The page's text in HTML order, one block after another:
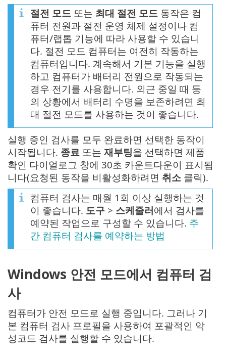
절전 모드 또는 최대 절전 모드 동작은 컴
퓨터 전원과 절전 운영 체제 설정이나 컴
퓨터/랩톱 기능에 따라 사용할 수 있습니
다. 절전 모드 컴퓨터는 여전히 작동하는
컴퓨터입니다. 계속해서 기본 기능을 실행
하고 컴퓨터가 배터리 전원으로 작동되는
경우 전기를 사용합니다. 외근 중일 때 등
의 상황에서 배터리 수명을 보존하려면 최
대 절전 모드를 사용하는 것이 좋습니다.
실행 중인 검사를 모두 완료하면 선택한 동작이
시작됩니다. 종료 또는 재부팅을 선택하면 제품
확인 다이얼로그 창에 30초 카운트다운이 표시됩
니다(요청된 동작을 비활성화하려면 취소 클릭).
컴퓨터 검사는 매월 1회 이상 실행하는 것
이 좋습니다. 도구 > 스케줄러에서 검사를
예약된 작업으로 구성할 수 있습니다. 주
간 컴퓨터 검사를 예약하는 방법
Windows 안전 모드에서 컴퓨터 검
사
컴퓨터가 안전 모드로 실행 중입니다. 그러나 기
본 컴퓨터 검사 프로필을 사용하여 포괄적인 악
성코드 검사를 실행할 수 있습니다.